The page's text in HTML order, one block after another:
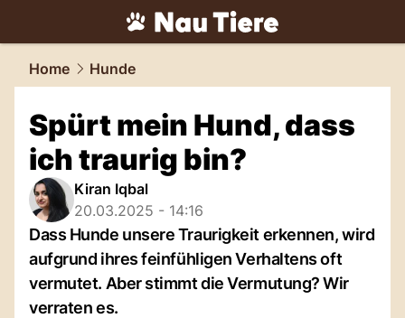
tiere.NAU.ch
Home Hunde
Spürt mein Hund, dass
ich traurig bin?
Kiran Iqbal
20.03.2025 - 14:16
Dass Hunde unsere Traurigkeit erkennen, wird
aufgrund ihres feinfühligen Verhaltens oft
vermutet. Aber stimmt die Vermutung? Wir
verraten es.